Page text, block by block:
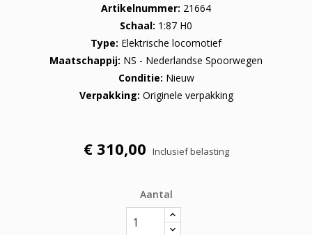
Artikelnummer 21664
Schaal 1:87 H0
Type Elektrische locomotief
Maatschappij NS - Nederlandse Spoorwegen
Conditie Nieuw
Verpakking Originele verpakking
€ 310,00 Inclusief belasting
Aantal